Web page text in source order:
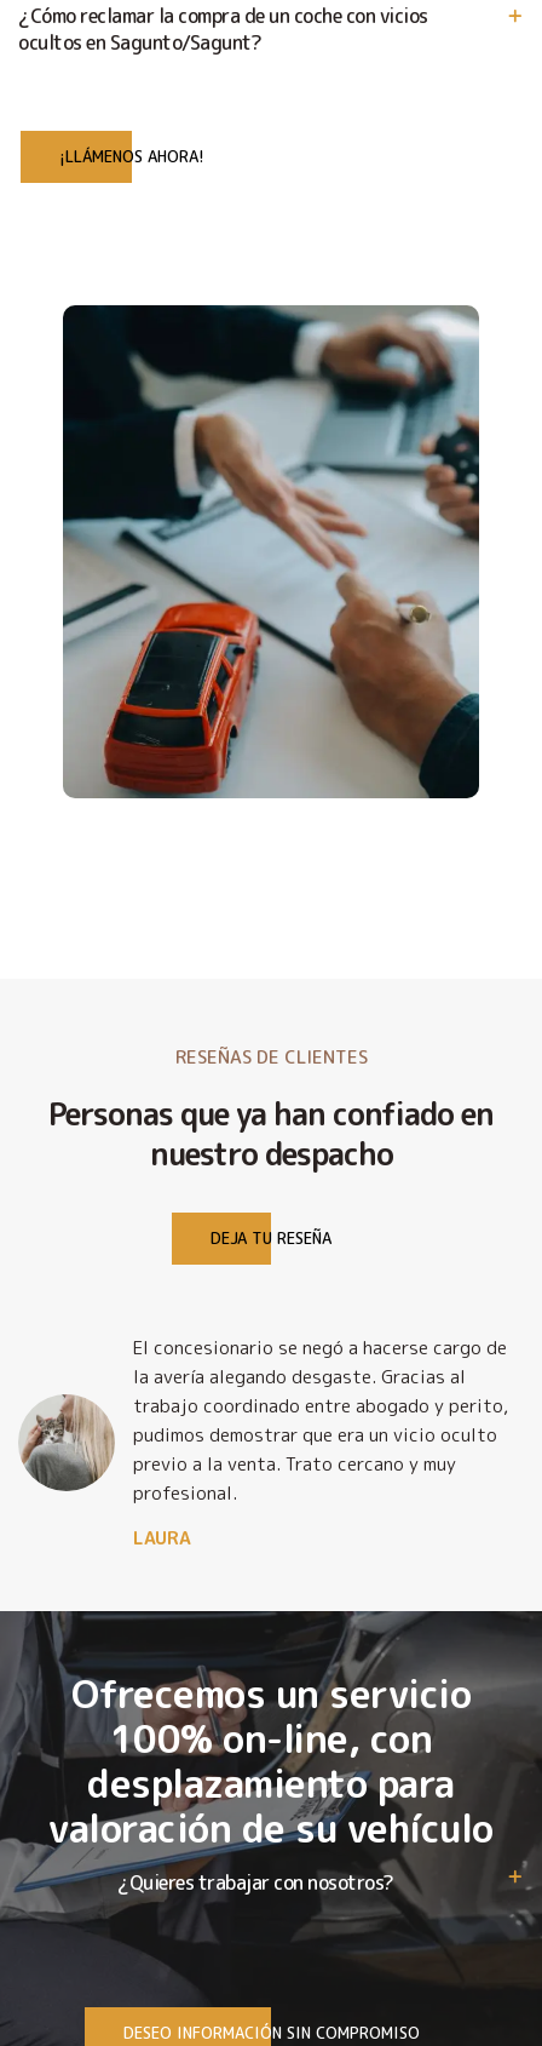
¿Cómo reclamar la compra de un coche con vicios
ocultos en Sagunto/Sagunt?
¡LLÁMENOS AHORA!
RESEÑAS DE CLIENTES
Personas que ya han confiado en
nuestro despacho
DEJA TU RESEÑA
El concesionario se negó a hacerse cargo de
la avería alegando desgaste. Gracias al
trabajo coordinado entre abogado y perito,
pudimos demostrar que era un vicio oculto
previo a la venta. Trato cercano y muy
profesional.
LAURA
Ofrecemos un servicio
100% on-line, con
desplazamiento para
valoración de su vehículo
¿Quieres trabajar con nosotros?
DESEO INFORMACIÓN SIN COMPROMISO